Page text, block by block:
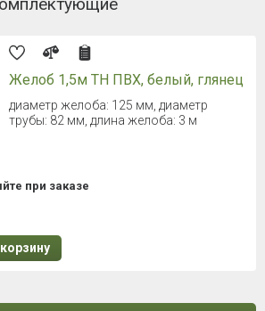
Желоб 1,5м ТН ПВХ, белый, глянец
диаметр желоба: 125 мм, диаметр
трубы: 82 мм, длина желоба: 3 м
при заказе